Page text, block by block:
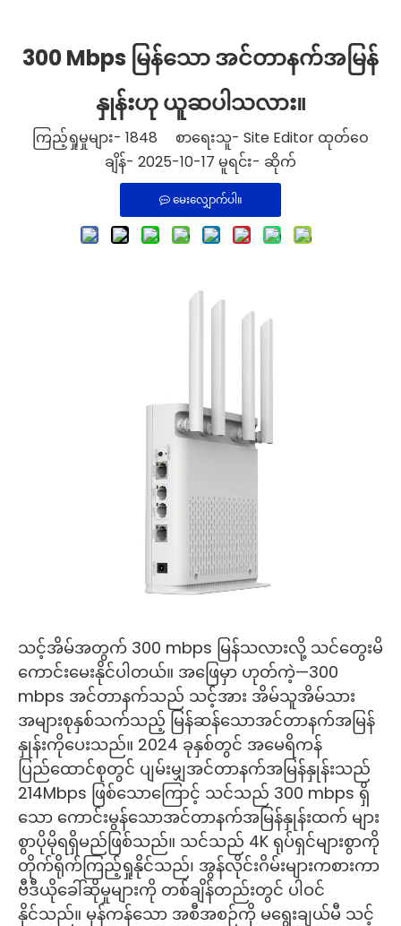
300 Mbps မြန်သော အင်တာနက်အမြန်
နှုန်းဟု ယူဆပါသလား။
ကြည့်ရှုမှုများ- 1848 စာရေးသူ- Site Editor ထုတ်ဝေ
ချိန်- 2025-10-17 မူရင်း- ဆိုက်
မေးလျှောက်ပါ။
သင့်အိမ်အတွက် 300 mbps မြန်သလားလို့ သင်တွေးမိ
ကောင်းမေးနိုင်ပါတယ်။ အဖြေမှာ ဟုတ်ကဲ့—300
mbps အင်တာနက်သည် သင့်အား အိမ်သူအိမ်သား
အများစုနှစ်သက်သည့် မြန်ဆန်သောအင်တာနက်အမြန်
နှုန်းကိုပေးသည်။ 2024 ခုနှစ်တွင် အမေရိကန်
ပြည်ထောင်စုတွင် ပျမ်းမျှအင်တာနက်အမြန်နှုန်းသည်
214Mbps ဖြစ်သောကြောင့် သင်သည် 300 mbps ရှိ
သော ကောင်းမွန်သောအင်တာနက်အမြန်နှုန်းထက် များ
စွာပိုမိုရရှိမည်ဖြစ်သည်။ သင်သည် 4K ရုပ်ရှင်များစွာကို
တိုက်ရိုက်ကြည့်ရှုနိုင်သည်၊ အွန်လိုင်းဂိမ်းများကစားကာ
ဗီဒီယိုခေါ်ဆိုမှုများကို တစ်ချိန်တည်းတွင် ပါဝင်
နိုင်သည်။ မှန်ကန်သော အစီအစဉ်ကို မရွေးချယ်မီ သင့်